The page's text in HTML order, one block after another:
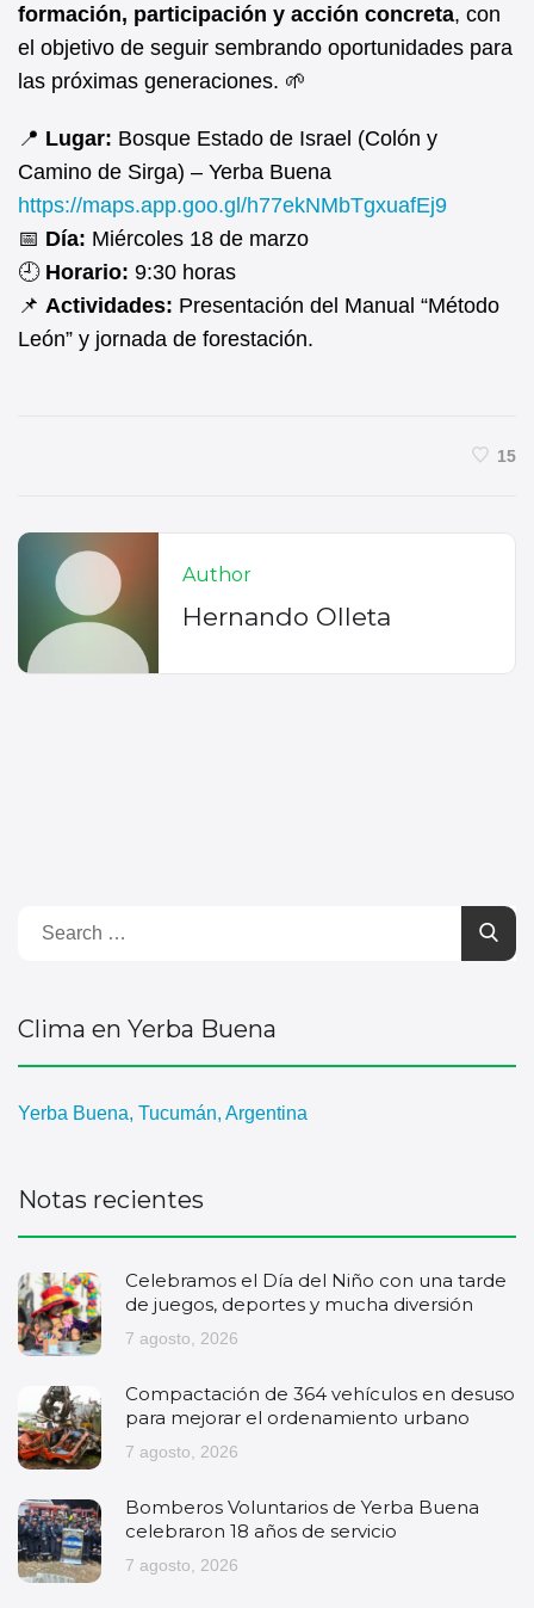
formación, participación y acción concreta, con
el objetivo de seguir sembrando oportunidades para
las próximas generaciones. 🌱
📍 Lugar: Bosque Estado de Israel (Colón y
Camino de Sirga) – Yerba Buena
https://maps.app.goo.gl/h77ekNMbTgxuafEj9
📅 Día: Miércoles 18 de marzo
🕘 Horario: 9:30 horas
📌 Actividades: Presentación del Manual “Método
León” y jornada de forestación.
15
Author
Hernando Olleta
Clima en Yerba Buena
Yerba Buena, Tucumán, Argentina
Notas recientes
Celebramos el Día del Niño con una tarde
de juegos, deportes y mucha diversión
7 agosto, 2026
Compactación de 364 vehículos en desuso
para mejorar el ordenamiento urbano
7 agosto, 2026
Bomberos Voluntarios de Yerba Buena
celebraron 18 años de servicio
7 agosto, 2026